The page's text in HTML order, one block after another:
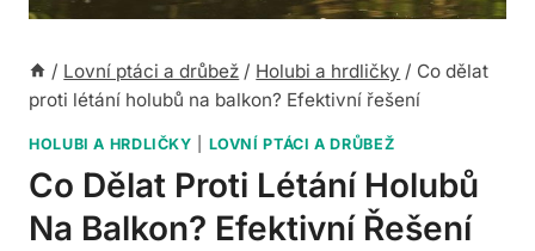
/ Lovní ptáci a drůbež / Holubi a hrdličky / Co dělat
proti létání holubů na balkon? Efektivní řešení
HOLUBI A HRDLIČKY LOVNÍ PTÁCI A DRŮBEŽ
Co Dělat Proti Létání Holubů
Na Balkon? Efektivní Řešení